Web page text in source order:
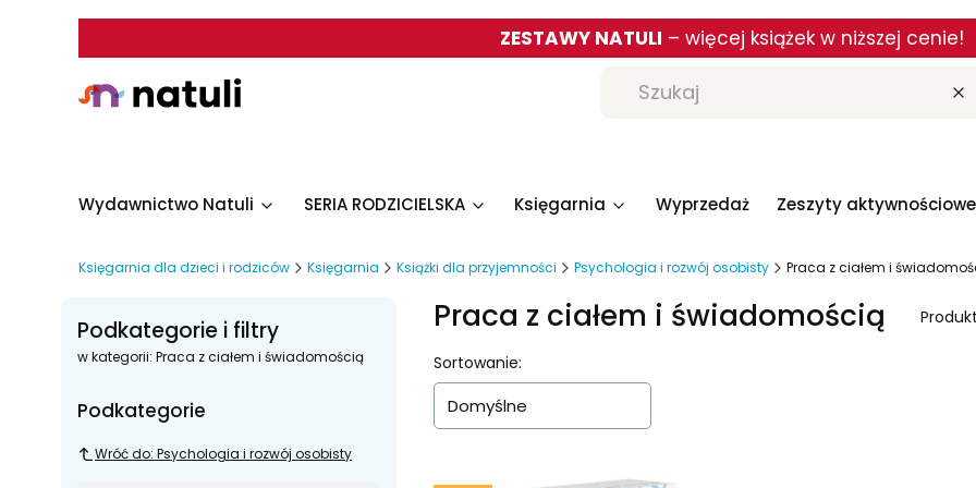
ZESTAWY NATULI – więcej książek w niższej cenie!
Wydawnictwo Natuli SERIA RODZICIELSKA Księgarnia Wyprzedaż Zeszyty aktywnościowe
Księgarnia dla dzieci i rodziców Księgarnia Książki dla przyjemności Psychologia i rozwój osobisty Praca z ciałem i
Podkategorie i filtry
w kategorii: Praca z ciałem i świadomością
Podkategorie
Wróć do: Psychologia i rozwój osobisty
Praca z ciałem i świadomością
Lista produktów
Sortowanie:
Domyślne